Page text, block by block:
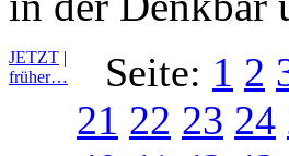
JETZT |
früher…
Seite: 1 2
21 22 23 24